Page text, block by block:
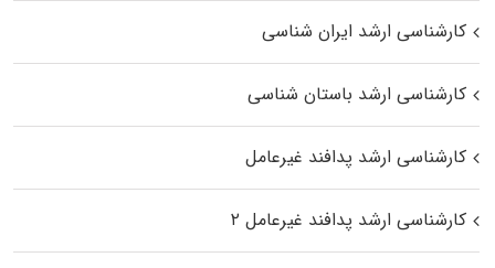
کارشناسی ارشد ایران شناسی
کارشناسی ارشد باستان شناسی
کارشناسی ارشد پدافند غیرعامل
کارشناسی ارشد پدافند غیرعامل ۲